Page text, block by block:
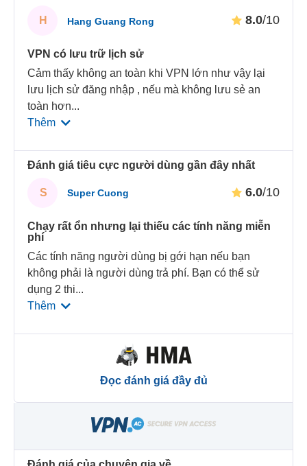
H Hang Guang Rong 8.0/10
VPN có lưu trữ lịch sử
Cảm thấy không an toàn khi VPN lớn như vậy lại
lưu lịch sử đăng nhập , nếu mà không lưu sẻ an
toàn hơn...
Thêm
Đánh giá tiêu cực người dùng gần đây nhất
S Super Cuong 6.0/10
Chạy rất ổn nhưng lại thiếu các tính năng miễn
phí
Các tính năng người dùng bị gới hạn nếu bạn
không phải là người dùng trả phí. Bạn có thể sử
dụng 2 thi...
Thêm
Đọc đánh giá đầy đủ